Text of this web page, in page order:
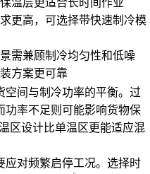
更高，可选择带快速制冷模
需兼顾制冷均匀性和低噪
方案更可靠
空间与制冷功率的平衡。过
功率不足则可能影响货物保
区设计比单温区更能适应混
应对频繁启停工况。选择时